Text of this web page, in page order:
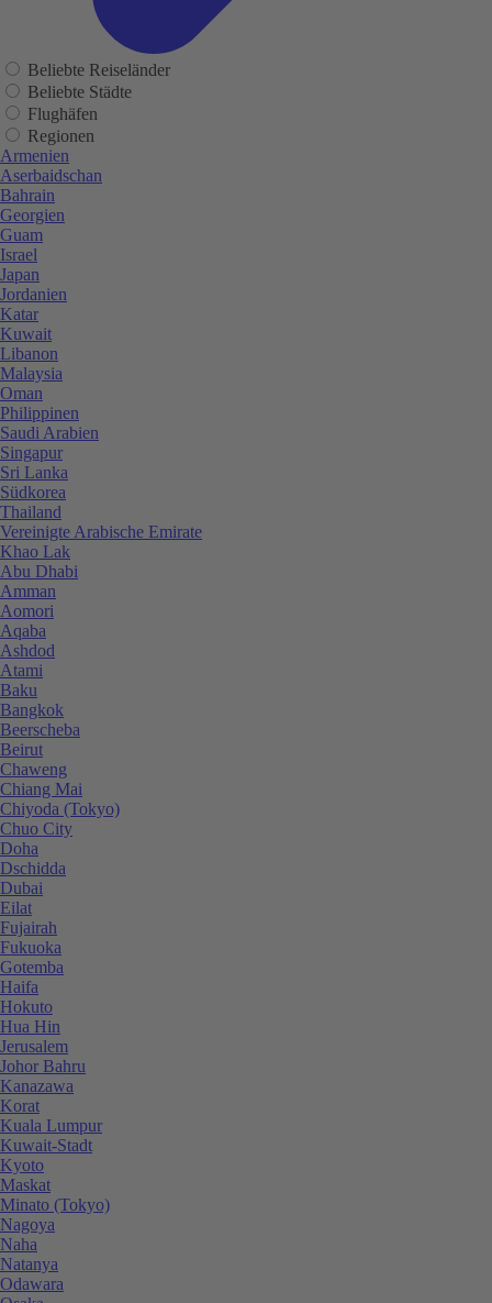
Beliebte Reiseländer
Beliebte Städte
Flughäfen
Regionen
Armenien
Aserbaidschan
Bahrain
Georgien
Guam
Israel
Japan
Jordanien
Katar
Kuwait
Libanon
Malaysia
Oman
Philippinen
Saudi Arabien
Singapur
Sri Lanka
Südkorea
Thailand
Vereinigte Arabische Emirate
Khao Lak
Abu Dhabi
Amman
Aomori
Aqaba
Ashdod
Atami
Baku
Bangkok
Beerscheba
Beirut
Chaweng
Chiang Mai
Chiyoda (Tokyo)
Chuo City
Doha
Dschidda
Dubai
Eilat
Fujairah
Fukuoka
Gotemba
Haifa
Hokuto
Hua Hin
Jerusalem
Johor Bahru
Kanazawa
Korat
Kuala Lumpur
Kuwait-Stadt
Kyoto
Maskat
Minato (Tokyo)
Nagoya
Naha
Natanya
Odawara